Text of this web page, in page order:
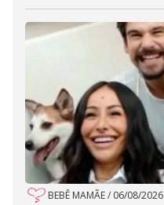
BEBÊ MAMÃE/ 06/08/2026